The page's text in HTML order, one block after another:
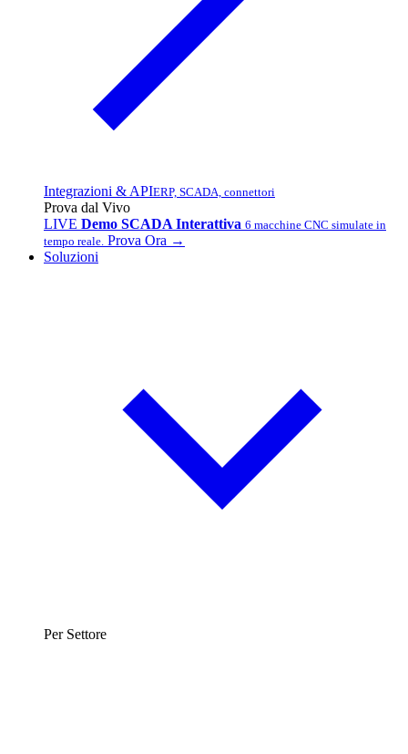
Integrazioni & APIERP, SCADA, connettori
Prova dal Vivo
LIVE Demo SCADA Interattiva 6 macchine CNC simulate in
tempo reale. Prova Ora →
Soluzioni
Per Settore